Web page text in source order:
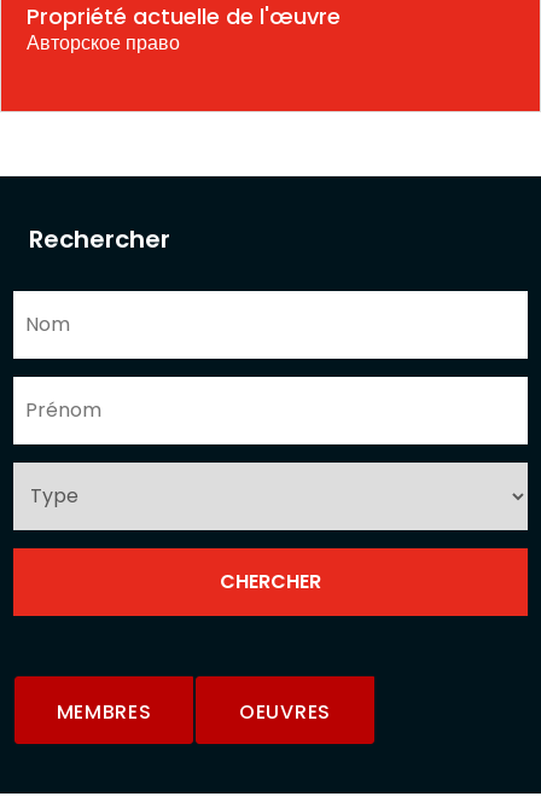
Rechercher
MEMBRES OEUVRES
Propriété actuelle de l'œuvre
Авторское право